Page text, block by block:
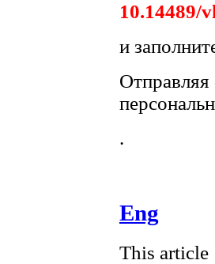
10.14489/
и
.
Eng
This article